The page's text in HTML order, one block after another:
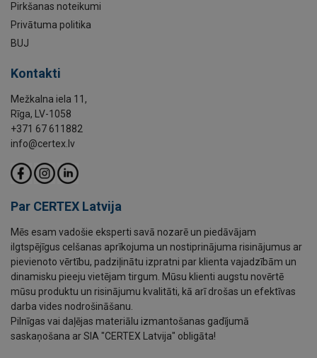
Pirkšanas noteikumi
Privātuma politika
BUJ
Kontakti
Mežkalna iela 11,
Rīga, LV-1058
+371 67 611882
info@certex.lv
Par CERTEX Latvija
Mēs esam vadošie eksperti savā nozarē un piedāvājam
ilgtspējīgus celšanas aprīkojuma un nostiprinājuma risinājumus ar
pievienoto vērtību, padziļinātu izpratni par klienta vajadzībām un
dinamisku pieeju vietējam tirgum. Mūsu klienti augstu novērtē
mūsu produktu un risinājumu kvalitāti, kā arī drošas un efektīvas
darba vides nodrošināšanu.
Pilnīgas vai daļējas materiālu izmantošanas gadījumā
saskaņošana ar SIA "CERTEX Latvija" obligāta!